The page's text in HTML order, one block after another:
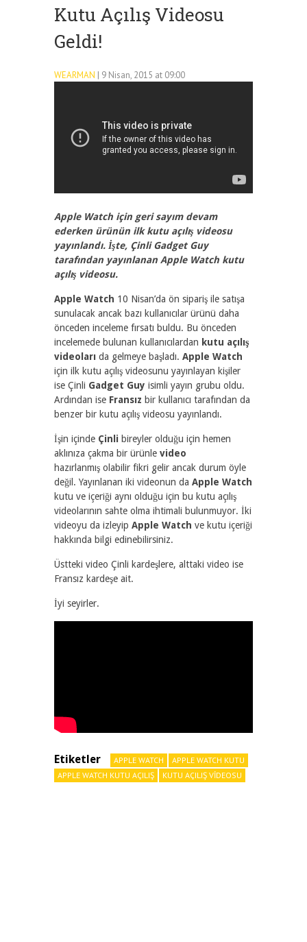
Kutu Açılış Videosu
Geldi!
WEARMAN | 9 Nisan, 2015 at 09:00
Apple Watch için geri sayım devam
ederken ürünün ilk kutu açılış videosu
yayınlandı. İşte, Çinli Gadget Guy
tarafından yayınlanan Apple Watch kutu
açılış videosu.
Apple Watch 10 Nisan’da ön sipariş ile satışa
sunulacak ancak bazı kullanıcılar ürünü daha
önceden inceleme fırsatı buldu. Bu önceden
incelemede bulunan kullanıcılardan kutu açılış
videoları da gelmeye başladı. Apple Watch
için ilk kutu açılış videosunu yayınlayan kişiler
ise Çinli Gadget Guy isimli yayın grubu oldu.
Ardından ise Fransız bir kullanıcı tarafından da
benzer bir kutu açılış videosu yayınlandı.
İşin içinde Çinli bireyler olduğu için hemen
aklınıza çakma bir ürünle video
hazırlanmış olabilir fikri gelir ancak durum öyle
değil. Yayınlanan iki videonun da Apple Watch
kutu ve içeriği aynı olduğu için bu kutu açılış
videolarının sahte olma ihtimali bulunmuyor. İki
videoyu da izleyip Apple Watch ve kutu içeriği
hakkında bilgi edinebilirsiniz.
Üstteki video Çinli kardeşlere, alttaki video ise
Fransız kardeşe ait.
İyi seyirler.
Etiketler APPLE WATCH
APPLE WATCH KUTU
APPLE WATCH KUTU AÇILIŞ
KUTU AÇILIŞ VIDEOSU